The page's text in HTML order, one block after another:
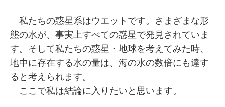
私たちの惑星系はウエットです。さまざまな形
態の水が、事実上すべての惑星で発見されていま
す。そして私たちの惑星・地球を考えてみた時、
地中に存在する水の量は、海の水の数倍にも達す
ると考えられます。
ここで私は結論に入りたいと思います。